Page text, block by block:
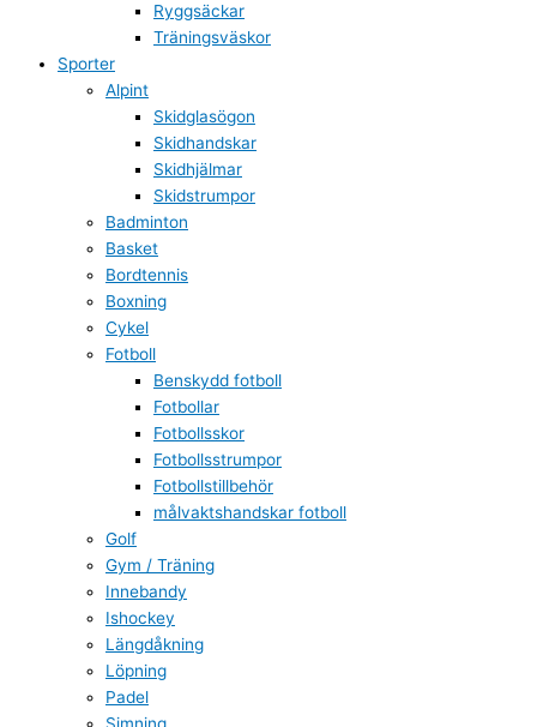
Ryggsäckar
Träningsväskor
Sporter
Alpint
Skidglasögon
Skidhandskar
Skidhjälmar
Skidstrumpor
Badminton
Basket
Bordtennis
Boxning
Cykel
Fotboll
Benskydd fotboll
Fotbollar
Fotbollsskor
Fotbollsstrumpor
Fotbollstillbehör
målvaktshandskar fotboll
Golf
Gym / Träning
Innebandy
Ishockey
Längdåkning
Löpning
Padel